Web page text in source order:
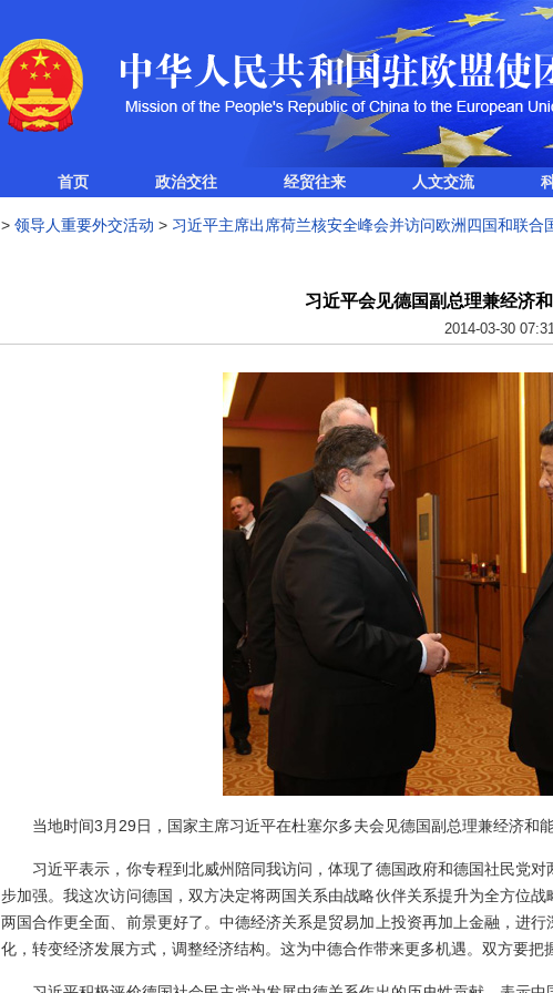
首页 政治交往 经贸往来 人文交流
> 领导人重要外交活动 > 习近平主席出席荷兰核安全峰会并访问欧洲四国和联合
习近平会见德国副总理兼经济
2014-03-30
当地时间3月29日，国家主席习近平在杜塞尔多夫会见德国副总理兼经济和能
习近平表示，你专程到北威州陪同我访问，体现了德国政府和德国社民党对
步加强。我这次访问德国，双方决定将两国关系由战略伙伴关系提升为全方位
两国合作更全面、前景更好了。中德经济关系是贸易加上投资再加上金融，进
化，转变经济发展方式，调整经济结构。这为中德合作带来更多机遇。双方要把